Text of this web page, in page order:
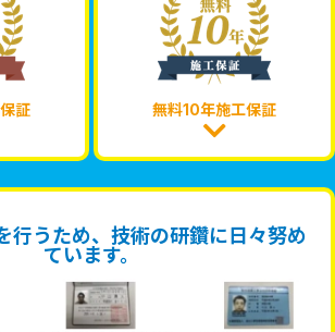
証 無料10年施工保証
行うため、技術の研鑽に日々努め
ています。